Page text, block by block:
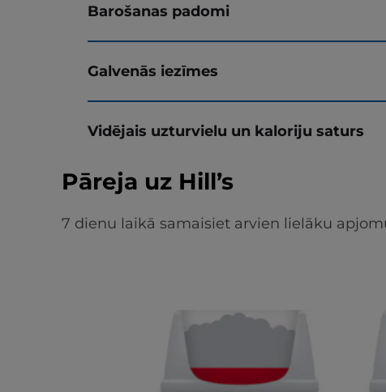
Barošanas padomi
Galvenās iezīmes
Vidējais uzturvielu un kaloriju saturs
Pāreja uz Hill’s
7 dienu laikā samaisiet arvien lielāku